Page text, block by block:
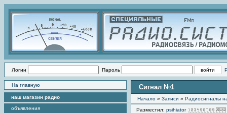
Логин Пароль
На главную
наш магазин радио
объявления
Сигнал №1
Начало » Записи » Радиоcигналы
Разместил: psihiator